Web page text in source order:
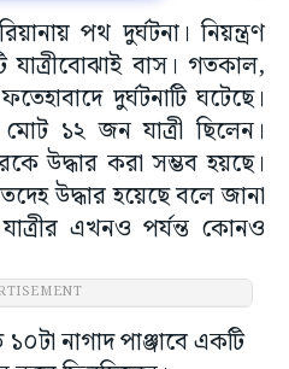
পথ দুর্ঘটনা। নিয়ন্ত্রণ
বাস। গতকাল,
দুর্ঘটনাটি ঘটেছে।
১২ জন যাত্রী ছিলেন।
উদ্ধার করা সম্ভব হয়ছে।
উদ্ধার হয়েছে বলে জানা
এখনও পর্যন্ত কোনও
নাগাদ পাঞ্জাবে একটি